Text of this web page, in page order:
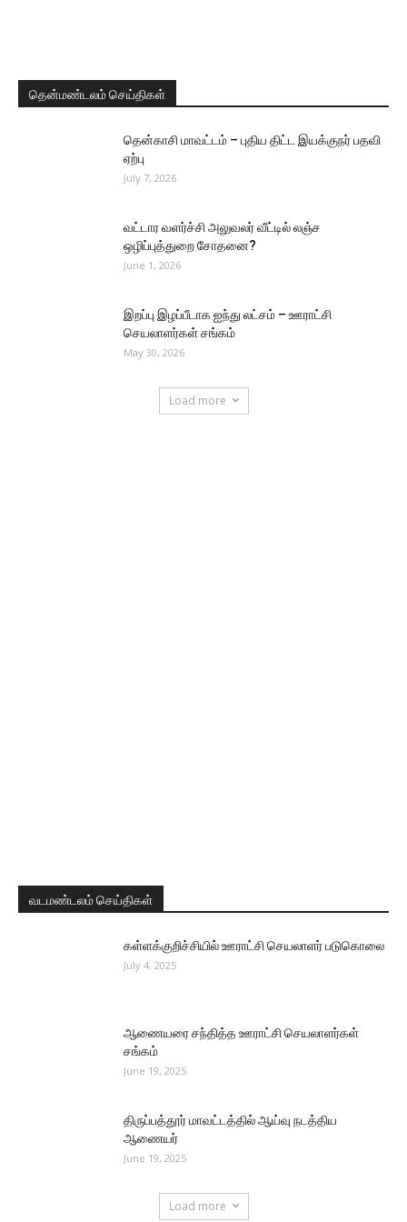
தென்மண்டலம் செய்திகள்
தென்காசி மாவட்டம் – புதிய திட்ட இயக்குநர் பதவி
ஏற்பு
July 7, 2026
வட்டார வளர்ச்சி அலுவலர் வீட்டில் லஞ்ச
ஒழிப்புத்துறை சோதனை?
June 1, 2026
இறப்பு இழப்பீடாக ஐந்து லட்சம் – ஊராட்சி
செயலாளர்கள் சங்கம்
May 30, 2026
Load more
வடமண்டலம் செய்திகள்
கள்ளக்குறிச்சியில் ஊராட்சி செயலாளர் படுகொலை
July 4, 2025
ஆணையரை சந்தித்த ஊராட்சி செயலாளர்கள்
சங்கம்
June 19, 2025
திருப்பத்தூர் மாவட்டத்தில் ஆய்வு நடத்திய
ஆணையர்
June 19, 2025
Load more